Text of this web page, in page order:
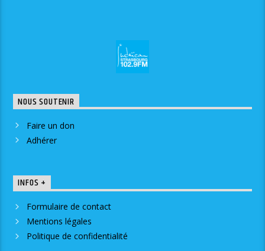
NOUS SOUTENIR
Faire un don
Adhérer
INFOS +
Formulaire de contact
Mentions légales
Politique de confidentialité